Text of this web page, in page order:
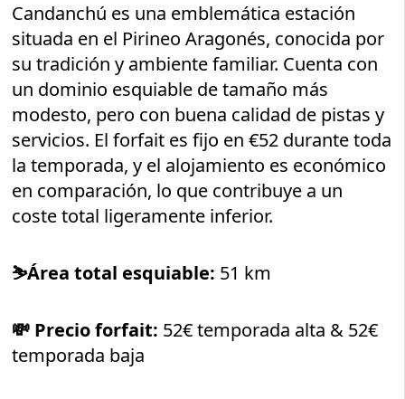
Candanchú es una emblemática estación
situada en el Pirineo Aragonés, conocida por
su tradición y ambiente familiar. Cuenta con
un dominio esquiable de tamaño más
modesto, pero con buena calidad de pistas y
servicios. El forfait es fijo en €52 durante toda
la temporada, y el alojamiento es económico
en comparación, lo que contribuye a un
coste total ligeramente inferior.
⛷️Área total esquiable: 51 km
💸 Precio forfait: 52€ temporada alta & 52€
temporada baja